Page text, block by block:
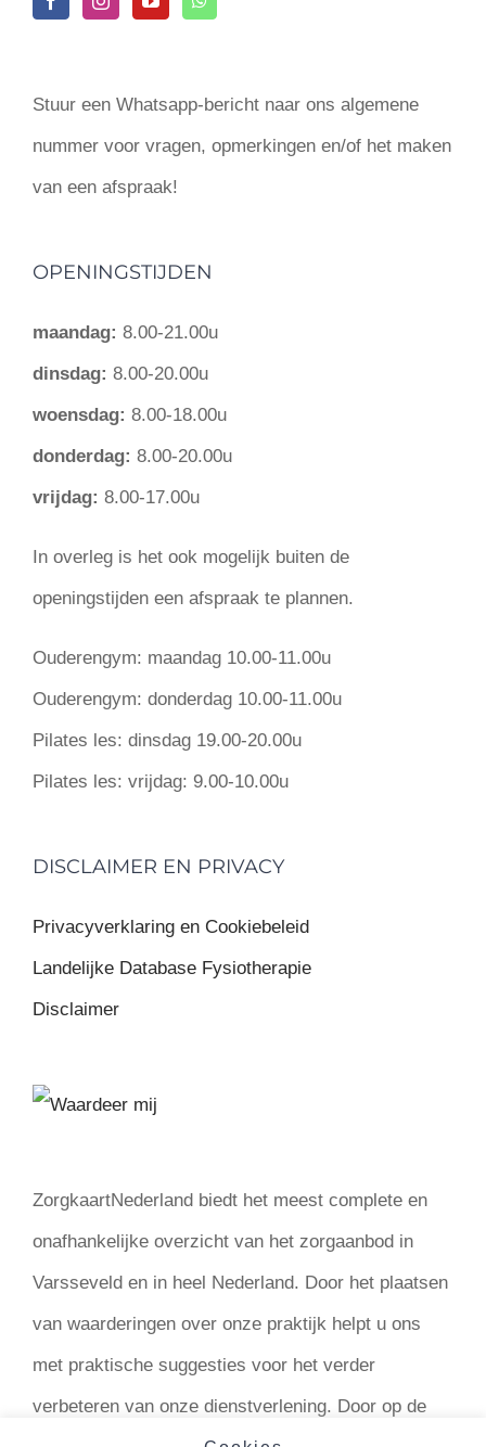
Stuur een Whatsapp-bericht naar ons algemene
nummer voor vragen, opmerkingen en/of het maken
van een afspraak!
OPENINGSTIJDEN
maandag: 8.00-21.00u
dinsdag: 8.00-20.00u
woensdag: 8.00-18.00u
donderdag: 8.00-20.00u
vrijdag: 8.00-17.00u
In overleg is het ook mogelijk buiten de
openingstijden een afspraak te plannen.
Ouderengym: maandag 10.00-11.00u
Ouderengym: donderdag 10.00-11.00u
Pilates les: dinsdag 19.00-20.00u
Pilates les: vrijdag: 9.00-10.00u
DISCLAIMER EN PRIVACY
Privacyverklaring en Cookiebeleid
Landelijke Database Fysiotherapie
Disclaimer
ZorgkaartNederland biedt het meest complete en
onafhankelijke overzicht van het zorgaanbod in
Varsseveld en in heel Nederland. Door het plaatsen
van waarderingen over onze praktijk helpt u ons
met praktische suggesties voor het verder
verbeteren van onze dienstverlening. Door op de